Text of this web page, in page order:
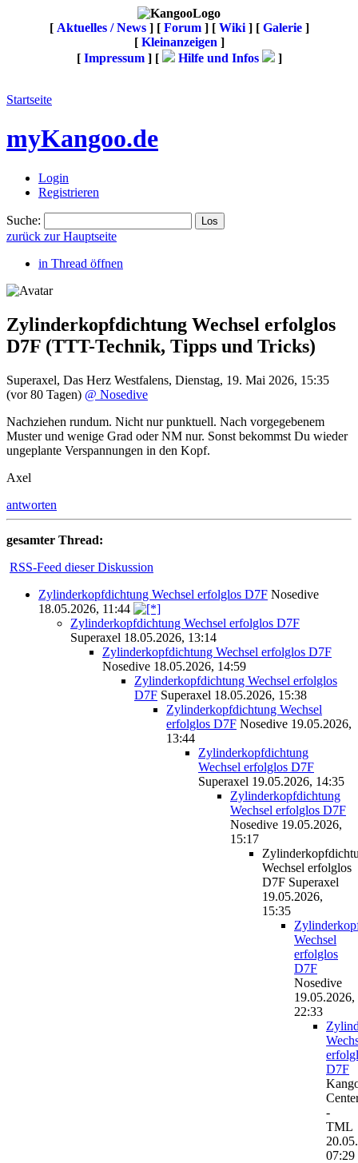
[ Aktuelles / News] [ Forum] [ Wiki] [ Galerie]
[ Kleinanzeigen ]
[ Impressum] [ Hilfe und Infos ]
Startseite
myKangoo.de
Login
Registrieren
Suche:
zurück zur Hauptseite
in Thread öffnen
Zylinderkopfdichtung Wechsel erfolglos
D7F (TTT-Technik, Tipps und Tricks)
Superaxel, Das Herz Westfalens, Dienstag, 19. Mai 2026, 15:35
(vor 80 Tagen) @ Nosedive
Nachziehen rundum. Nicht nur punktuell. Nach vorgegebenem
Muster und wenige Grad oder NM nur. Sonst bekommst Du wieder
ungeplante Verspannungen in den Kopf.
Axel
antworten
gesamter Thread:
RSS-Feed dieser Diskussion
Zylinderkopfdichtung Wechsel erfolglos D7F Nosedive
18.05.2026, 11:44
Zylinderkopfdichtung Wechsel erfolglos D7F
Superaxel 18.05.2026, 13:14
Zylinderkopfdichtung Wechsel erfolglos D7F
Nosedive 18.05.2026, 14:59
Zylinderkopfdichtung Wechsel erfolglos
D7F Superaxel 18.05.2026, 15:38
Zylinderkopfdichtung Wechsel
erfolglos D7F Nosedive 19.05.2026,
13:44
Zylinderkopfdichtung
Wechsel erfolglos D7F
Superaxel 19.05.2026, 14:35
Zylinderkopfdichtung
Wechsel erfolglos D7F
Nosedive 19.05.2026,
15:17
Wechsel erfolglos
D7F Superaxel
19.05.2026,
15:35
Wechsel
erfolglos
D7F
Nosedive
19.05.2026,
22:33
D7F
-
TML
07:29